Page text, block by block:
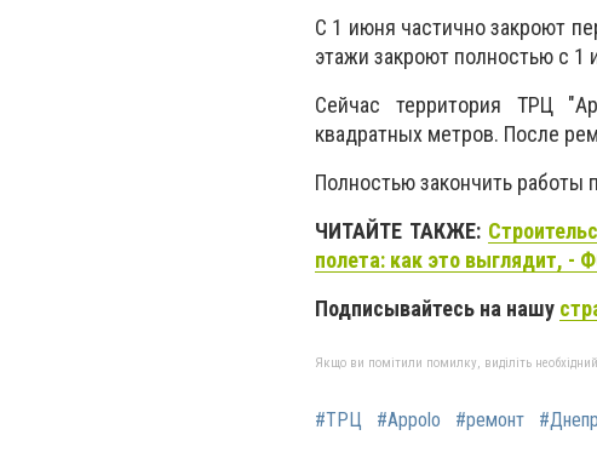
С 1 июня частично закроют
этажи закроют полностью с 1
Сейчас территория ТРЦ
квадратных метров. После
Полностью закончить работы
ЧИТАЙТЕ ТАКЖЕ:
полета: как это выглядит, -
Подписывайтесь на нашу
Якщо ви помітили помилку, виділіть
#ТРЦ #Appolo #ремонт #Днепр